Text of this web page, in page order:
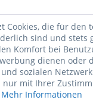
Cookies, die für den
sind und stets
Komfort bei
dienen oder
sozialen
nur mit Ihrer
Mehr Informationen